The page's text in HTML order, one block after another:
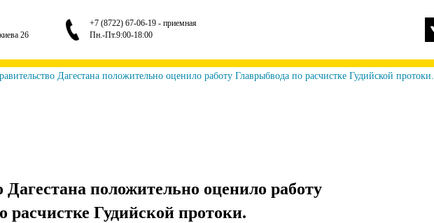
26
+7 (8722) 67-06-19 - приемная
Пн.-Пт.9:00-18:00
Дагестана положительно оценило работу Главрыбвода по расчистке Гудийской протоки.
Дагестана положительно оценило работу
расчистке Гудийской протоки.